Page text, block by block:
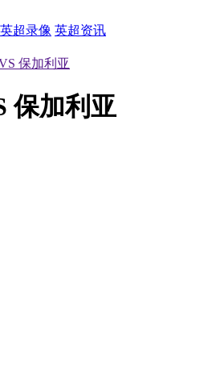
英超录像 英超资讯
保加利亚
保加利亚